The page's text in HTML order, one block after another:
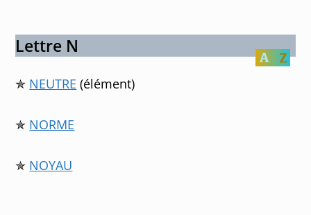
Lettre N
✯ NEUTRE (élément)
✯ NORME
✯ NOYAU